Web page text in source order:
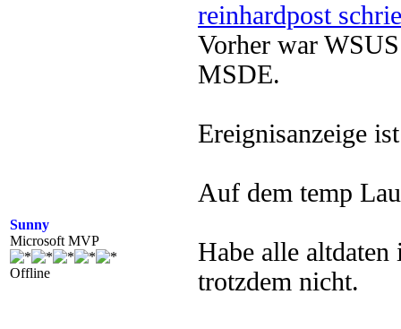
Sunny
Microsoft MVP
Offline
reinhardpost
Vorher war
MSDE.
Ereignisanzeige
Auf dem temp
Habe alle
trotzdem nicht.